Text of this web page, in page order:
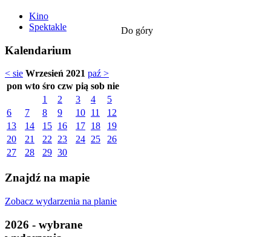
Kino
Spektakle
Kalendarium
< sie Wrzesień 2021 paź >
pon wto śro czw pią sob nie
1
2 3 4
5
6
7 8 9 10 11
12
13
14 15 16 17 18
19
20
21 22 23 24 25
26
27
28 29 30
Znajdź na mapie
Zobacz wydarzenia na planie
2026 - wybrane
Do góry